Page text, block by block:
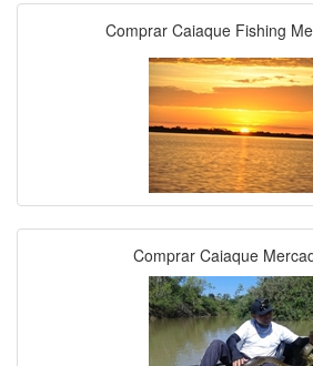
Comprar Caiaque Fishing
Comprar Caiaque